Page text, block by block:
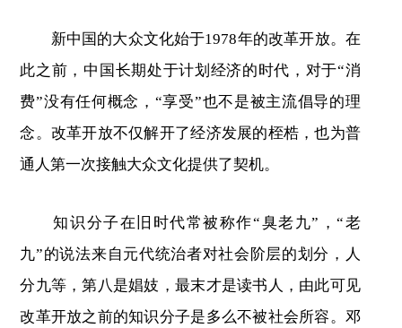
新中国的大众文化始于1978年的改革开放。在
此之前，中国长期处于计划经济的时代，对于“消
费”没有任何概念，“享受”也不是被主流倡导的理
念。改革开放不仅解开了经济发展的桎梏，也为普
通人第一次接触大众文化提供了契机。
知识分子在旧时代常被称作“臭老九”，“老
九”的说法来自元代统治者对社会阶层的划分，人
分九等，第八是娼妓，最末才是读书人，由此可见
改革开放之前的知识分子是多么不被社会所容。邓